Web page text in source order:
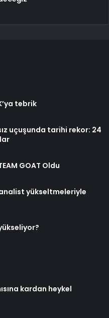
tebrik
uçuşunda tarihi rekor: 24
GOAT Oldu
yükseltmeleriyle
kardan heykel